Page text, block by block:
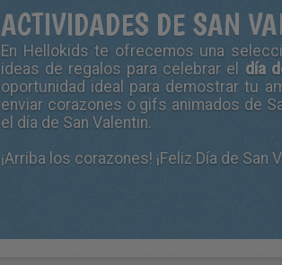
ACTIVIDADES DE SAN
En Hellokids te ofrecemos una
ideas de regalos para celebrar el día
oportunidad ideal para demostrar tu
enviar corazones o gifs animados de
el día de San Valentin.
¡Arriba los corazones! ¡Feliz Día de San